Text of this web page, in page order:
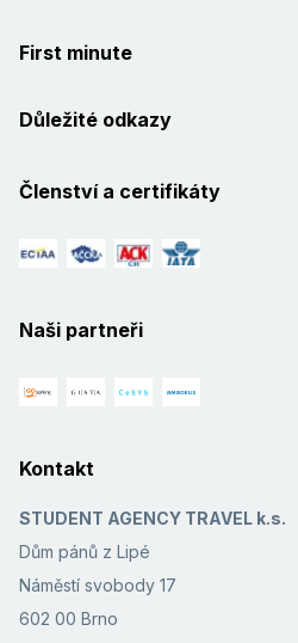
First minute
Důležité odkazy
Členství a certifikáty
Naši partneři
Kontakt
STUDENT AGENCY TRAVEL k.s.
Dům pánů z Lipé
Náměstí svobody 17
602 00 Brno